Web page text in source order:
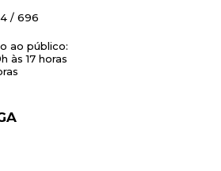
/ 696
ao público:
às 17 horas